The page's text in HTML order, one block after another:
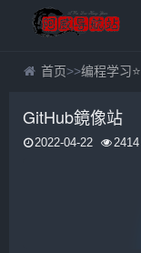
首页>>编程学习⭐
GitHub鏡像站
2022-04-22 2414